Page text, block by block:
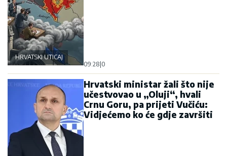
HRVATSKI UTICAJ
09:28|0
Hrvatski ministar žali što nije
učestvovao u „Oluji“, hvali
Crnu Goru, pa prijeti Vučiću:
Vidjećemo ko će gdje završiti